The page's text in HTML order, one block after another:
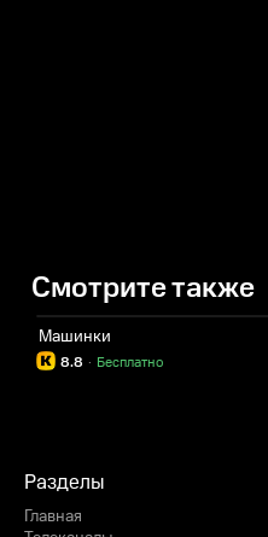
Смотрите также
Машинки
8.8 Бесплатно
·
Разделы
Главная